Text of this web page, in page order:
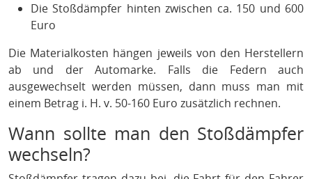
Die Stoßdämpfer hinten zwischen ca. 150 und 600
Euro
Die Materialkosten hängen jeweils von den Herstellern
ab und der Automarke. Falls die Federn auch
ausgewechselt werden müssen, dann muss man mit
einem Betrag i. H. v. 50-160 Euro zusätzlich rechnen.
Wann sollte man den Stoßdämpfer
wechseln?